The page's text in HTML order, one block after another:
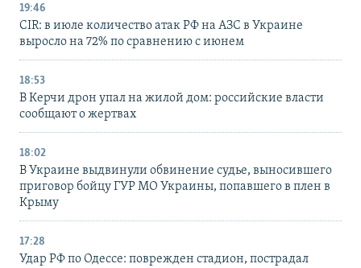
19:46
CIR: в июле количество атак РФ на АЗС в Украине
выросло на 72% по сравнению с июнем
18:53
В Керчи дрон упал на жилой дом: российские власти
сообщают о жертвах
18:02
В Украине выдвинули обвинение судье, выносившего
приговор бойцу ГУР МО Украины, попавшего в плен в
Крыму
17:28
Удар РФ по Одессе: поврежден стадион, пострадал